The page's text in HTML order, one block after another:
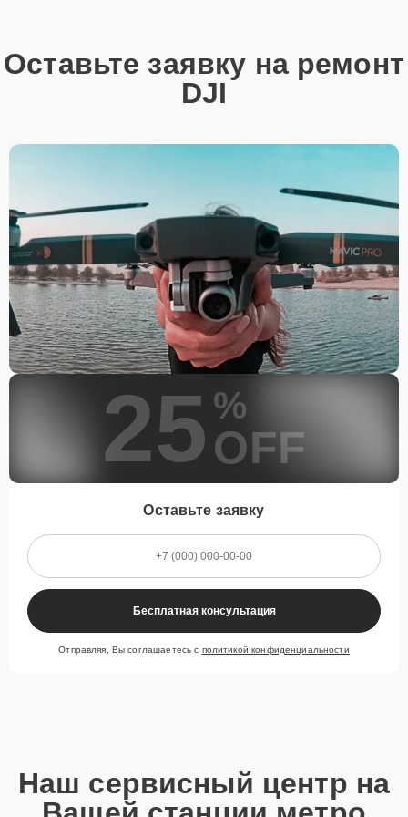
Компания располагает собственными складами для получения
быстрого доступа к более 3 000 запчастям (оригинальные и
Стоимость услуг и
запчастей
Для всех клиентов действуют демократичные и фиксированные
цены. Конечная стоимость работ обсуждается с клиентом и не в
коем случае не может измениться в процессе работ. Сервис не
навязывает клиентам дополнительные услуги и не
предусматривает скрытые платежи. Рассчитать предварительную
стоимость ремонта можно с помощью нашегоКалькулятора.
Скорость диагностики и
ремонта
Наша компания ценит время клиентов и понимает важность
оперативного решения любых вопросов. В среднем, ремонт
необходимости предоставляется услуга экспресс-ремонта.
Внимание! Устройство отправляется на ремонт только после
согласования вариантов запчастей и стоимости ремонта с
клиентом. Стоимость ремонта фиксируется и не может быть
изменена в процессе или после завершения работ.
Доставка или выезд
мастера
Как приехать в сервисный
Оставьте заявку на ремонт
DJI
25 %
OFF
Оставьте заявку
Бесплатная консультация
Отправляя, Вы соглашаетесь с политикой конфиденциальности
Наш сервисный центр на